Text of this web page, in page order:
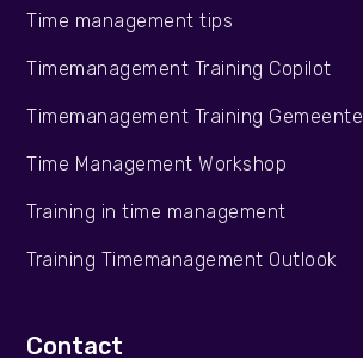
Time management tips
Timemanagement Training Copilot
Timemanagement Training Gemeente
Time Management Workshop
Training in time management
Training Timemanagement Outlook
Contact